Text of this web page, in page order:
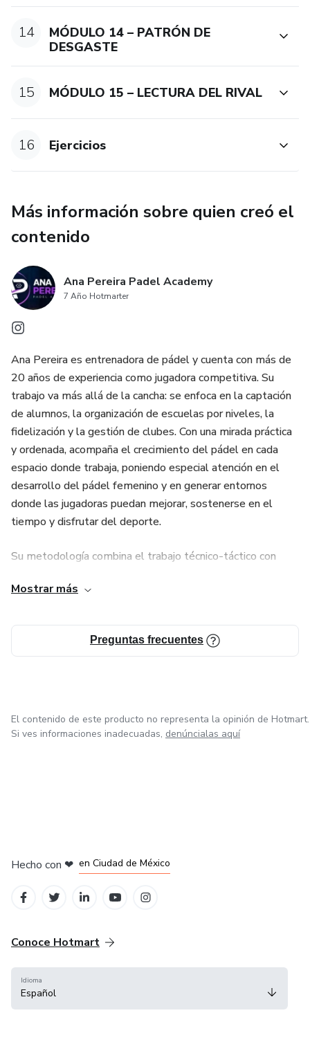
14
MÓDULO 14 – PATRÓN DE
DESGASTE
15 MÓDULO 15 – LECTURA DEL RIVAL
16 Ejercicios
Más información sobre quien creó el
contenido
Ana Pereira Padel Academy
7 Año Hotmarter
Ana Pereira es entrenadora de pádel y cuenta con más de
20 años de experiencia como jugadora competitiva. Su
trabajo va más allá de la cancha: se enfoca en la captación
de alumnos, la organización de escuelas por niveles, la
fidelización y la gestión de clubes. Con una mirada práctica
y ordenada, acompaña el crecimiento del pádel en cada
espacio donde trabaja, poniendo especial atención en el
desarrollo del pádel femenino y en generar entornos
donde las jugadoras puedan mejorar, sostenerse en el
tiempo y disfrutar del deporte.
Su metodología combina el trabajo técnico-táctico con
club: más clases, más grupos, más continuidad. Cada
partida.
valor a los clubes a través de una gestión profesional,
actuando como club manager especializada y capacitada
Mostrar más
Preguntas frecuentes
El contenido de este producto no representa la opinión de Hotmart.
Si ves informaciones inadecuadas, denúncialas aquí
Hecho con ❤ en Ciudad de México
Conoce Hotmart
Idioma
Español